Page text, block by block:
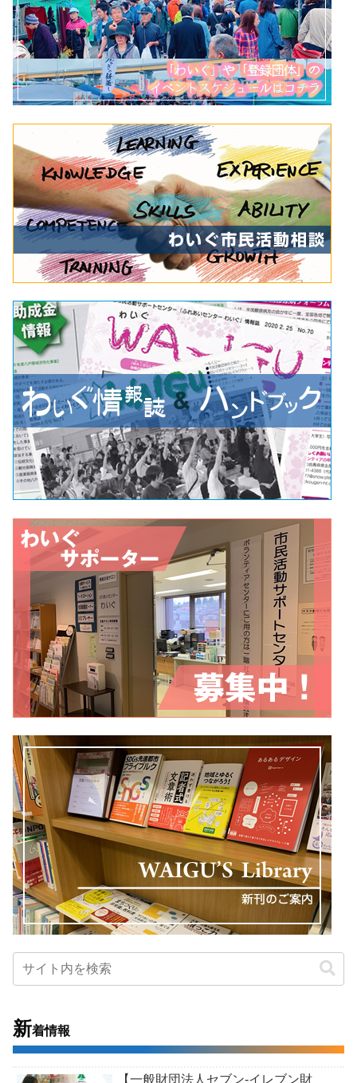
新着情報
【一般財団法人セブン-イレブン財